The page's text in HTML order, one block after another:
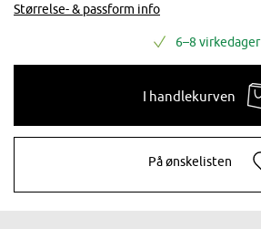
Størrelse- & passform info
6–8 virkedager
I handlekurven
På ønskelisten